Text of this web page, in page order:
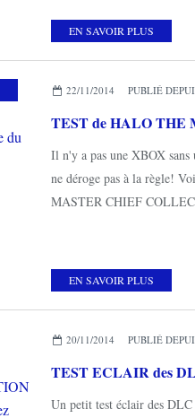
EN SAVOIR PLUS
22/11/2014 PUBLIÉ
Il n'y a pas une XBOX
ne déroge pas à la règle!
MASTER CHIEF
EN SAVOIR PLUS
20/11/2014 PUBLIÉ
Un petit test éclair des